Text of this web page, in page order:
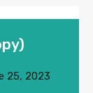
25, 2023